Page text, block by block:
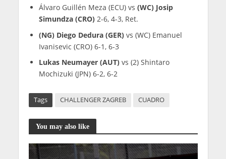
Álvaro Guillén Meza (ECU) vs (WC) Josip
Simundza (CRO)2-6, 4-3, Ret.
(NG) Diego Dedura (GER)vs (WC) Emanuel
Ivanisevic (CRO) 6-1, 6-3
Lukas Neumayer (AUT)vs (2) Shintaro
Mochizuki (JPN) 6-2, 6-2
Tags CHALLENGER ZAGREB CUADRO
You may also like